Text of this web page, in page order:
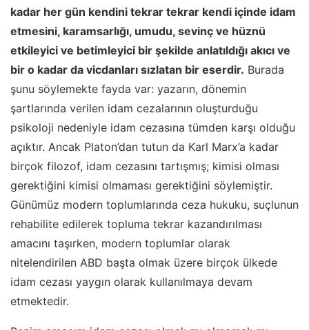
kadar her gün kendini tekrar tekrar kendi içinde idam
etmesini, karamsarlığı, umudu, sevinç ve hüznü
etkileyici ve betimleyici bir şekilde anlatıldığı akıcı ve
bir o kadar da vicdanları sızlatan bir eserdir. Burada
şunu söylemekte fayda var: yazarın, dönemin
şartlarında verilen idam cezalarının oluşturduğu
psikoloji nedeniyle idam cezasına tümden karşı olduğu
açıktır. Ancak Platon’dan tutun da Karl Marx’a kadar
birçok filozof, idam cezasını tartışmış; kimisi olması
gerektiğini kimisi olmaması gerektiğini söylemiştir.
Günümüz modern toplumlarında ceza hukuku, suçlunun
rehabilite edilerek topluma tekrar kazandırılması
amacını taşırken, modern toplumlar olarak
nitelendirilen ABD başta olmak üzere birçok ülkede
idam cezası yaygın olarak kullanılmaya devam
etmektedir.